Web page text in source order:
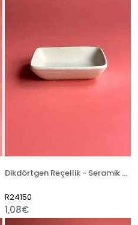
Dikdörtgen Reçellik - Seramik Bisküvi
R24150
1,08€